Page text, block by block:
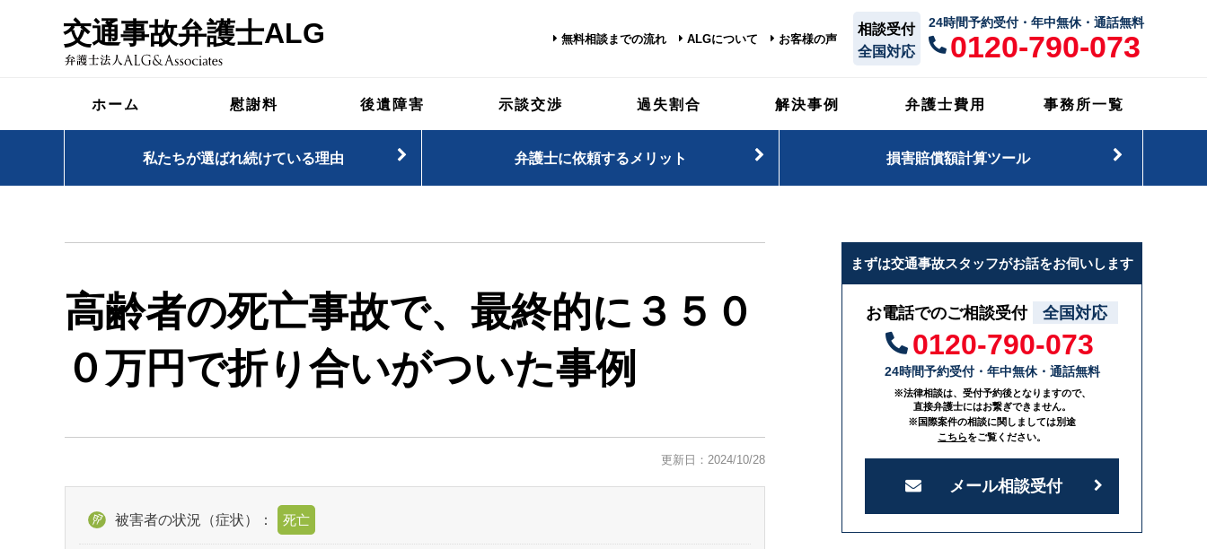
交通事故弁護士ALG 無料相談までの流れ ALGについて お客様の声
相談受付
全国対応
24時間予約受付・年中無休・通話無料
0120-790-073
ホーム 慰謝料 後遺障害 示談交渉 過失割合 解決事例 弁護士費用 事務所一覧
私たちが選ばれ続けている理由 弁護士に依頼するメリット 損害賠償額計算ツール
高齢者の死亡事故で、最終的に３５０
０万円で折り合いがついた事例
更新日：2024/10/28
被害者の状況（症状）： 死亡
まずは交通事故スタッフがお話をお伺いします
お電話でのご相談受付 全国対応
0120-790-073
24時間予約受付・年中無休・通話無料
※法律相談は、受付予約後となりますので、
直接弁護士にはお繋ぎできません。
※国際案件の相談に関しましては別途
こちらをご覧ください。
メール相談受付